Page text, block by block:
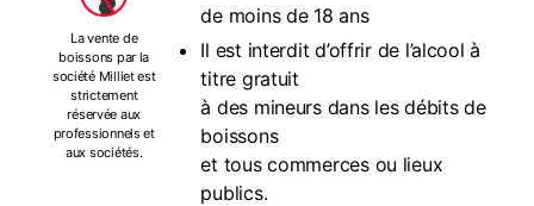
La vente de
boissons par la
société Milliet est
strictement
réservée aux
professionnels et
aux sociétés.
de moins de 18 ans
Il est interdit d’offrir de l’alcool à
titre gratuit
à des mineurs dans les débits de
boissons
et tous commerces ou lieux
publics.